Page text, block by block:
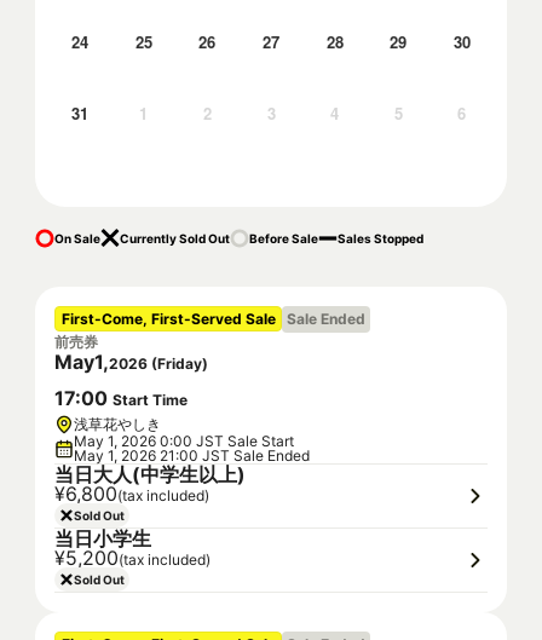
24 25 26 27 28 29 30
31 1 2 3 4 5 6
On Sale Currently Sold Out Before Sale Sales Stopped
First-Come, First-Served Sale Sale Ended
前売券
May1,2026 (Friday)
17:00 Start Time
浅草花やしき
May 1, 2026 0:00 JST Sale Start
May 1, 2026 21:00 JST Sale Ended
当日大人(中学生以上)
¥6,800(tax included)
Sold Out
当日小学生
¥5,200(tax included)
Sold Out